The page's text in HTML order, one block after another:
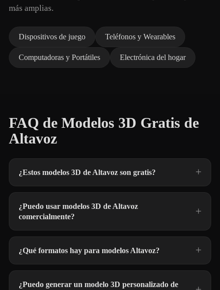
más amplias.
Dispositivos de juego Teléfonos y Wearables
Computadoras y Portátiles Electrónica del hogar
FAQ de Modelos 3D Gratis de
Altavoz
¿Estos modelos 3D de Altavoz son gratis?
¿Puedo usar modelos 3D de Altavoz
comercialmente?
¿Qué formatos hay para modelos Altavoz?
¿Puedo generar un modelo 3D personalizado de